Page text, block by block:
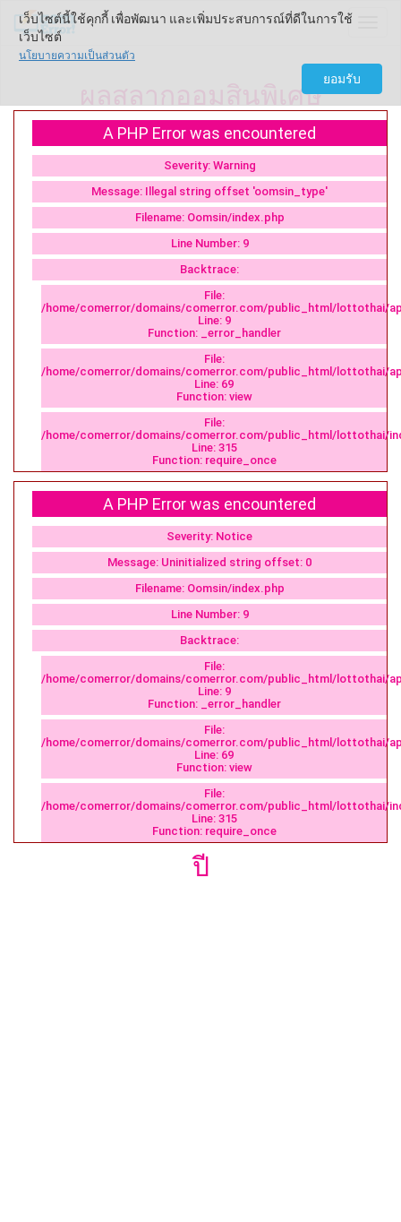
ผลสลากออมสินพิเศษ
A PHP Error was encountered
Severity: Warning
Message: Illegal string offset 'oomsin_type'
Filename: Oomsin/index.php
Line Number: 9
Backtrace:
File:
/home/comerror/domains/comerror.com/public_html/lottothai/
Line: 9
Function: _error_handler
File:
/home/comerror/domains/comerror.com/public_html/lottothai/
Line: 69
Function: view
File:
/home/comerror/domains/comerror.com/public_html/lottothai/
Line: 315
Function: require_once
A PHP Error was encountered
Severity: Notice
Message: Uninitialized string offset: 0
Filename: Oomsin/index.php
Line Number: 9
Backtrace:
File:
/home/comerror/domains/comerror.com/public_html/lottothai/
Line: 9
Function: _error_handler
File:
/home/comerror/domains/comerror.com/public_html/lottothai/
Line: 69
Function: view
File:
/home/comerror/domains/comerror.com/public_html/lottothai/
Line: 315
Function: require_once
ปี
เว็บไซต์นี้ใช้คุกกี้ เพื่อพัฒนา และเพิ่มประสบการณ์ที่ดีในการใช้
เว็บไซต์
นโยบายความเป็นส่วนตัว
ยอมรับ